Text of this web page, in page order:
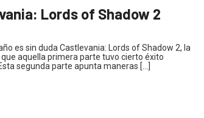
Lords of Shadow 2
es sin duda Castlevania: Lords of Shadow 2, la
aquella primera parte tuvo cierto éxito
segunda parte apunta maneras […]